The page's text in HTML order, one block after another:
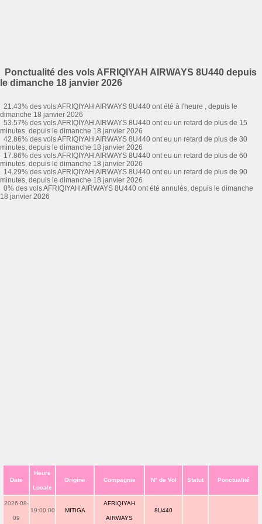
Ponctualité des vols AFRIQIYAH AIRWAYS 8U440 depuis
le dimanche 18 janvier 2026
21.43% des vols AFRIQIYAH AIRWAYS 8U440 ont été à l'heure , depuis le
dimanche 18 janvier 2026
53.57% des vols AFRIQIYAH AIRWAYS 8U440 ont eu un retard de plus de 15
minutes, depuis le dimanche 18 janvier 2026
42.86% des vols AFRIQIYAH AIRWAYS 8U440 ont eu un retard de plus de 30
minutes, depuis le dimanche 18 janvier 2026
17.86% des vols AFRIQIYAH AIRWAYS 8U440 ont eu un retard de plus de 60
minutes, depuis le dimanche 18 janvier 2026
14.29% des vols AFRIQIYAH AIRWAYS 8U440 ont eu un retard de plus de 90
minutes, depuis le dimanche 18 janvier 2026
0% des vols AFRIQIYAH AIRWAYS 8U440 ont été annulés, depuis le dimanche
18 janvier 2026
Date
Heure
Locale
Origine Compagnie N° de Vol Statut Ponctualité
2026-08-
09
19:00:00 MITIGA
AFRIQIYAH
AIRWAYS
8U440